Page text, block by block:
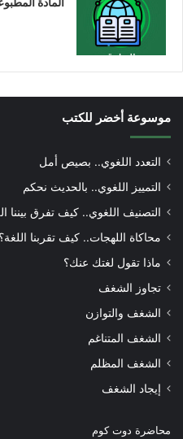
موسوعة أخضر للكتب
التعدد اللغوي.. بصيص أمل
التمييز اللغوي.. بالحديث نحكم
التصنيف اللغوي.. كيف تفرق بيننا
محاكاة اللهجات.. كيف تقربنا اللغة؟
ماذا تقول لغتك عنك؟
تجاوز الشغف
الشغف والتوازن
الشغف المتناغم
الشغف المظلم
إيجاد الشغف
محاضرة دوت كوم